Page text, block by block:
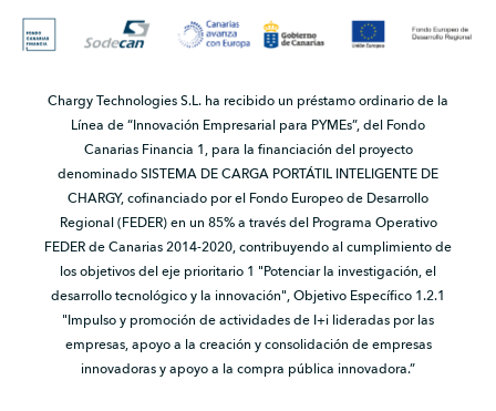
Chargy Technologies S.L. ha recibido un préstamo ordinario de la
Línea de “Innovación Empresarial para PYMEs”, del Fondo
Canarias Financia 1, para la financiación del proyecto
denominado SISTEMA DE CARGA PORTÁTIL INTELIGENTE DE
CHARGY, cofinanciado por el Fondo Europeo de Desarrollo
Regional (FEDER) en un 85% a través del Programa Operativo
FEDER de Canarias 2014-2020, contribuyendo al cumplimiento de
los objetivos del eje prioritario 1 "Potenciar la investigación, el
desarrollo tecnológico y la innovación", Objetivo Específico 1.2.1
"Impulso y promoción de actividades de I+i lideradas por las
empresas, apoyo a la creación y consolidación de empresas
innovadoras y apoyo a la compra pública innovadora.”